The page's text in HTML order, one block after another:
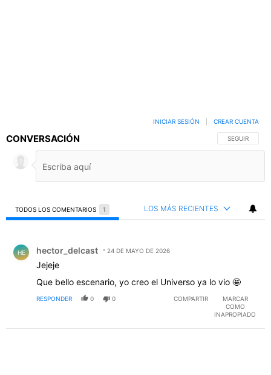
CONVERSACIÓN SIGA ESTA
SEGUIR
INICIAR SESIÓN CREAR CUENTA
TODOS LOS COMENTARIOS 1 LOS MÁS RECIENTES
HE hector_delcast 24 DE MAYO DE 2026
Jejeje
Que bello escenario, yo creo el Universo ya lo vio 🤩
RESPONDER 0 0 COMPARTIR
MARCAR
COMO
INAPROPIADO